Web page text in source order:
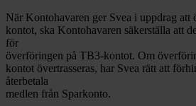
När Kontohavaren ger Svea i uppdrag
kontot, ska Kontohavaren säkerställa att
för
överföringen på TB3-kontot. Om
kontot övertrasseras, har Svea rätt att
återbetala
medlen från Sparkonto.